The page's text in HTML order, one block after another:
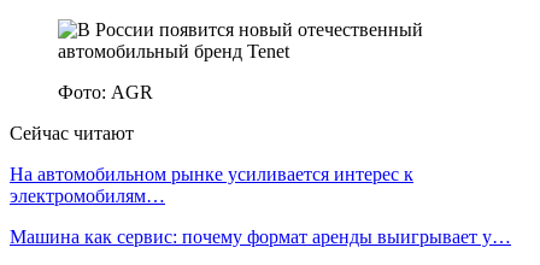
Фото: AGR
Сейчас читают
На автомобильном рынке усиливается интерес к
электромобилям…
Машина как сервис: почему формат аренды выигрывает у…